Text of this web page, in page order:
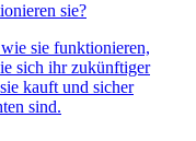
sie?
sie funktionieren,
sich ihr zukünftiger
kauft und sicher
sind.